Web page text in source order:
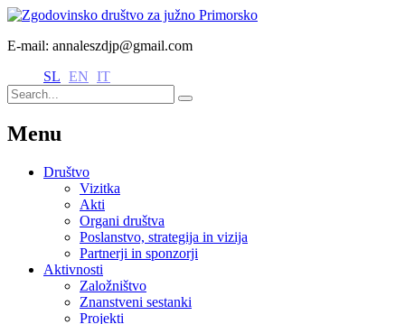
E-mail: annaleszdjp@gmail.com
SL EN IT
Menu
Društvo
Vizitka
Akti
Organi društva
Poslanstvo, strategija in vizija
Partnerji in sponzorji
Aktivnosti
Založništvo
Znanstveni sestanki
Projekti